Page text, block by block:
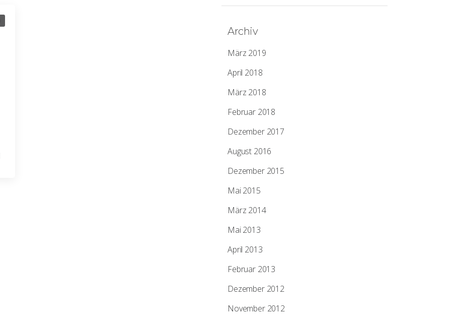
Archiv
März 2019
April 2018
März 2018
Februar 2018
Dezember 2017
August 2016
Dezember 2015
Mai 2015
März 2014
Mai 2013
April 2013
Februar 2013
Dezember 2012
November 2012